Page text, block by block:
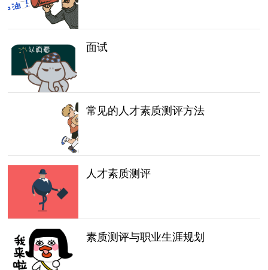
面试
常见的人才素质测评方法
人才素质测评
素质测评与职业生涯规划